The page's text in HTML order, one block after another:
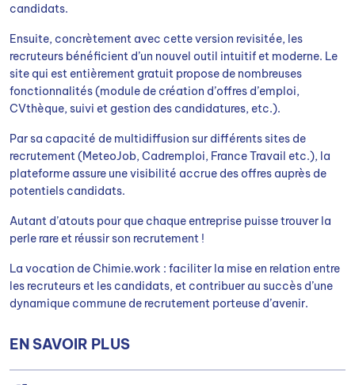
candidats.
Ensuite, concrètement avec cette version revisitée, les
recruteurs bénéficient d’un nouvel outil intuitif et moderne. Le
site qui est entièrement gratuit propose de nombreuses
fonctionnalités (module de création d’offres d’emploi,
CVthèque, suivi et gestion des candidatures, etc.).
Par sa capacité de multidiffusion sur différents sites de
recrutement (MeteoJob, Cadremploi, France Travail etc.), la
plateforme assure une visibilité accrue des offres auprès de
potentiels candidats.
Autant d’atouts pour que chaque entreprise puisse trouver la
perle rare et réussir son recrutement !
La vocation de Chimie.work : faciliter la mise en relation entre
les recruteurs et les candidats, et contribuer au succès d’une
dynamique commune de recrutement porteuse d’avenir.
EN SAVOIR PLUS